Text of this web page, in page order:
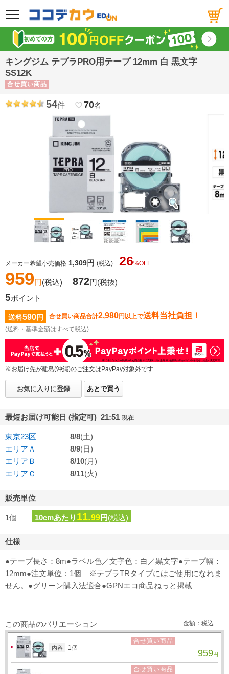
メニュー
キングジム テプラPRO用テープ 12mm 白 黒文字
SS12K
合せ買い商品
54件 favorite_border70名
メーカー希望小売価格 1,309円 (税込) 26%OFF
959円(税込) 872円(税抜)
5ポイント
送料590円 合せ買い商品合計2,980円以上で送料当社負担！
(送料・基準金額はすべて税込)
※お届け先が離島(沖縄)のご注文はPayPay対象外です
お気に入りに登録 あとで買う
最短お届け可能日 (指定可) 21:51 現在
東京23区 8/8(土)
エリアＡ
8/9(日)
エリアＢ
8/10(月)
エリアＣ
8/11(火)
販売単位
1個 10cmあたり 11.99円(税込)
仕様
●テープ長さ：8m●ラベル色／文字色：白／黒文字●テープ幅：
12mm●注文単位：1個 ※テプラTRタイプにはご使用になれま
せん。●グリーン購入法適合●GPNエコ商品ねっと掲載
この商品のバリエーション 金額：税込
内容 1個
合せ買い商品
959円
合せ買い商品